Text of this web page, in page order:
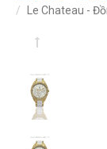
Le Chateau -